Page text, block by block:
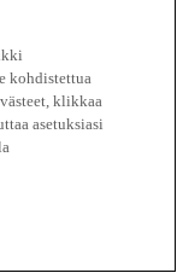
kohdistettua
klikkaa
asetuksiasi